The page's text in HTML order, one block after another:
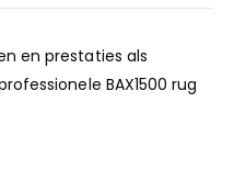
en prestaties als
BAX1500 rug